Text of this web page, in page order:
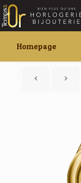
Homepage